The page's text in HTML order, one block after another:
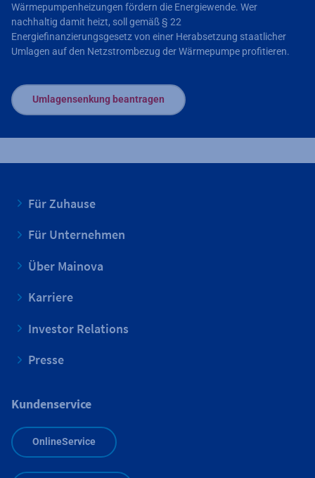
Wärmepumpenheizungen fördern die Energiewende. Wer
nachhaltig damit heizt, soll gemäß § 22
Energiefinanzierungsgesetz von einer Herabsetzung staatlicher
Umlagen auf den Netzstrombezug der Wärmepumpe profitieren.
Umlagensenkung beantragen
Für Zuhause
Für Unternehmen
Über Mainova
Karriere
Investor Relations
Presse
Kundenservice
OnlineService